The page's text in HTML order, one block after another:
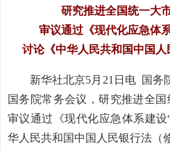
研究推进全国统一大
审议通过《现代化应急体
讨论《中华人民共和国中国人
新华社北京5月21日电 国务
国务院常务会议，研究推进全国
审议通过《现代化应急体系建
华人民共和国中国人民银行法（